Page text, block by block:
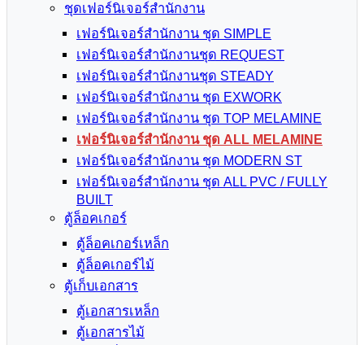
ชุดเฟอร์นิเจอร์สำนักงาน
เฟอร์นิเจอร์สำนักงาน ชุด SIMPLE
เฟอร์นิเจอร์สำนักงานชุด REQUEST
เฟอร์นิเจอร์สำนักงานชุด STEADY
เฟอร์นิเจอร์สำนักงาน ชุด EXWORK
เฟอร์นิเจอร์สำนักงาน ชุด TOP MELAMINE
เฟอร์นิเจอร์สำนักงาน ชุด ALL MELAMINE
เฟอร์นิเจอร์สำนักงาน ชุด MODERN ST
เฟอร์นิเจอร์สำนักงาน ชุด ALL PVC / FULLY
BUILT
ตู้ล็อคเกอร์
ตู้ล็อคเกอร์เหล็ก
ตู้ล็อคเกอร์ไม้
ตู้เก็บเอกสาร
ตู้เอกสารเหล็ก
ตู้เอกสารไม้